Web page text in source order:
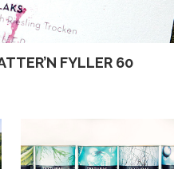
FYLLER 60